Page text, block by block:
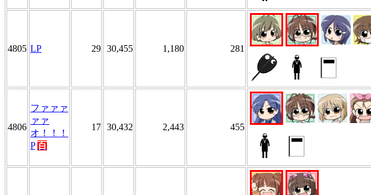
4805 LP 29 30,455 1,180 281
4806
ファァァ
ァァ
オ！！！
P 百
17 30,432 2,443 455